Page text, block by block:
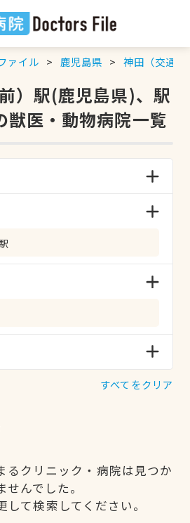
ァイル 鹿児島県 神田（交通局
）駅(鹿児島県)、駅
獣医・動物病院一覧
すべてをクリア
るクリニック・病院は見つか
せんでした。
て検索してください。